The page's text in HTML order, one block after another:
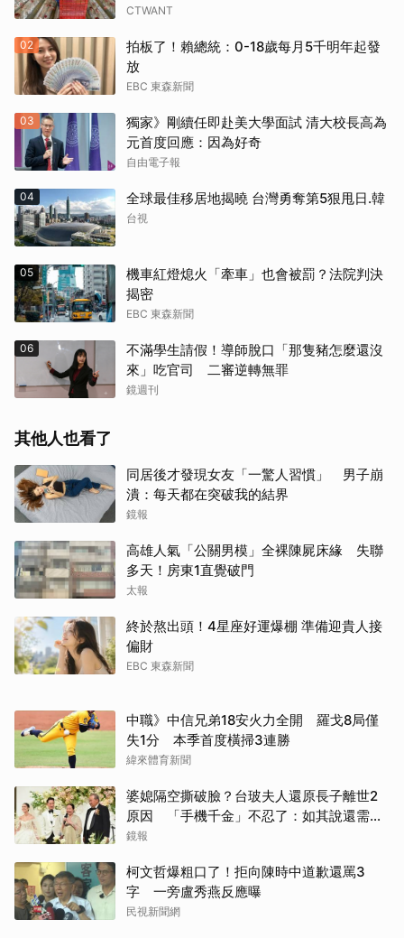
CTWANT
02
拍板了！賴總統：0-18歲每月5千明年起發
放
EBC 東森新聞
03
獨家》剛續任即赴美大學面試 清大校長高為
元首度回應：因為好奇
自由電子報
04 全球最佳移居地揭曉 台灣勇奪第5狠甩日.韓
台視
05
機車紅燈熄火「牽車」也會被罰？法院判決
揭密
EBC 東森新聞
06
不滿學生請假！導師脫口「那隻豬怎麼還沒
來」吃官司 二審逆轉無罪
鏡週刊
其他人也看了
同居後才發現女友「一驚人習慣」 男子崩
潰：每天都在突破我的結界
鏡報
高雄人氣「公關男模」全裸陳屍床緣 失聯
多天！房東1直覺破門
太報
終於熬出頭！4星座好運爆棚 準備迎貴人接
偏財
EBC 東森新聞
中職》中信兄弟18安火力全開 羅戈8局僅
失1分 本季首度橫掃3連勝
緯來體育新聞
婆媳隔空撕破臉？台玻夫人還原長子離世2
原因 「手機千金」不忍了：如其說還需要
離開嗎？
鏡報
柯文哲爆粗口了！拒向陳時中道歉還罵3
字 一旁盧秀燕反應曝
民視新聞網